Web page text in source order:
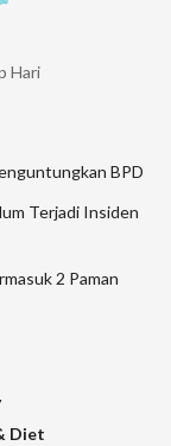
Hari
BPD
Terjadi Insiden
2 Paman
Diet